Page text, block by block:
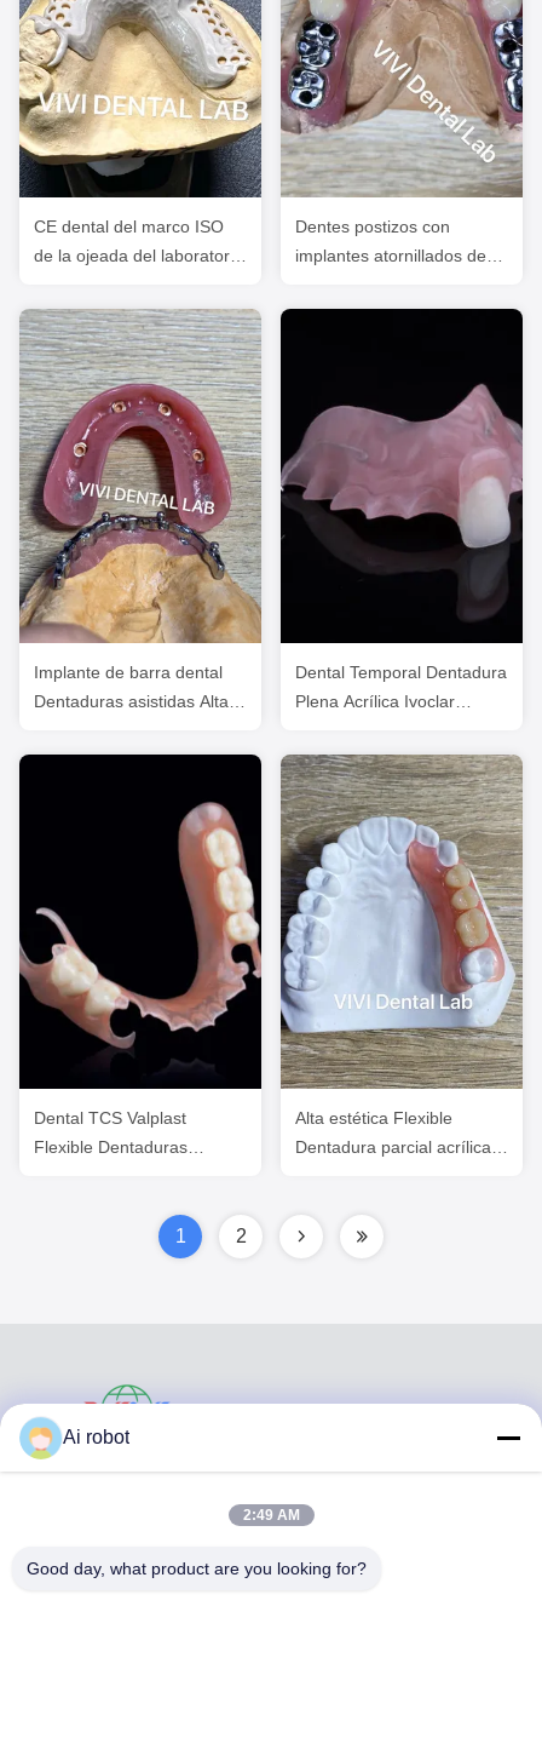
CE dental del marco ISO
de la ojeada del laboratorio
FDA China y FDA
Dentes postizos con
implantes atornillados de
FDA ISO
Implante de barra dental
Dentaduras asistidas Alta
Dental Temporal Dentadura
Plena Acrílica Ivoclar
FDA
Dental TCS Valplast
Flexible Dentaduras
Alta estética Flexible
Dentadura parcial acrílica /
1 2
VIVI DENTAI
Ai robot
2:49 AM
Good day, what product are you looking for?